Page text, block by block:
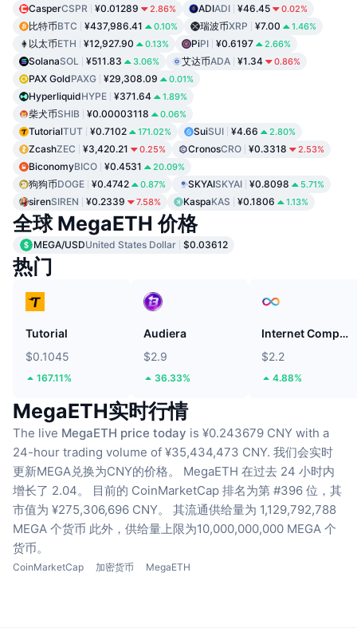
CasperCSPR ¥0.01289 2.86% ADIADI ¥46.45 0.02%
比特币BTC ¥437,986.41 0.10% 瑞波币XRP ¥7.00 1.46%
以太币ETH ¥12,927.90 0.13% PiPI ¥0.6197 2.66%
SolanaSOL ¥511.83 3.06% 艾达币ADA ¥1.34 0.86%
PAX GoldPAXG ¥29,308.09 0.01%
HyperliquidHYPE ¥371.64 1.89%
柴犬币SHIB ¥0.00003118 0.06%
TutorialTUT ¥0.7102 171.02% SuiSUI ¥4.66 2.80%
ZcashZEC ¥3,420.21 0.25% CronosCRO ¥0.3318 2.53%
BiconomyBICO ¥0.4531 20.09%
狗狗币DOGE ¥0.4742 0.87% SKYAISKYAI ¥0.8098 5.71%
sirenSIREN ¥0.2339 7.58% KaspaKAS ¥0.1806 1.13%
全球 MegaETH 价格
MEGA/USDUnited States Dollar $0.03612
热门
Tutorial
$0.1045
167.11%
Audiera
$2.9
36.33%
Internet Computer
$2.2
4.88%
MegaETH实时行情
The live MegaETH price today is ¥0.243679 CNY with a
24-hour trading volume of ¥35,434,473 CNY. 我们会实时
更新MEGA兑换为CNY的价格。
MegaETH 在过去 24 小时内
增长了 2.04。
目前的 CoinMarketCap 排名为第 #396 位，其
市值为 ¥275,306,696 CNY。
其流通供给量为 1,129,792,788
MEGA 个货币 此外，供给量上限为10,000,000,000 MEGA 个
货币。
CoinMarketCap 加密货币 MegaETH